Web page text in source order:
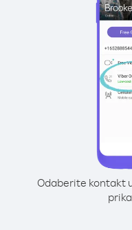
Odaberite kontakt